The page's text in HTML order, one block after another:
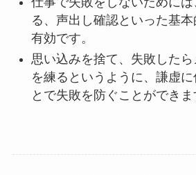
る、声出し確認といった基
有効です。
思い込みを捨て、失敗した
を練るというように、謙虚
とで失敗を防ぐことができま